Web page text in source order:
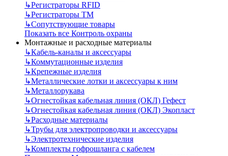
↳Регистраторы RFID
↳Регистраторы ТМ
↳Сопутствующие товары
Показать все Контроль охраны
Монтажные и расходные материалы
↳Кабель-каналы и аксессуары
↳Коммутационные изделия
↳Крепежные изделия
↳Металлические лотки и аксессуары к ним
↳Металлорукава
↳Огнестойкая кабельная линия (ОКЛ) Гефест
↳Огнестойкая кабельная линия (ОКЛ) Экопласт
↳Расходные материалы
↳Трубы для электропроводки и аксессуары
↳Электротехнические изделия
↳Комплекты гофрошланга с кабелем